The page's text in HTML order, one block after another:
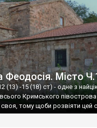
Феодосія. Місто
(13) -15 (18) ст) - одне з
Кримського
тому щоби розвіяти цей
це